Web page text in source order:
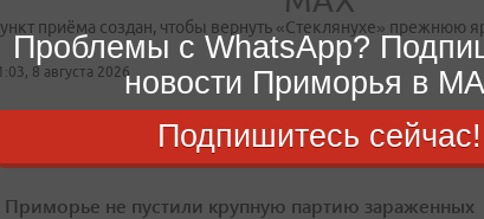
приёма создан, чтобы вернуть «Стеклянухе» прежнюю
8 августа 2026
Приморье не пустили крупную партию зараженных
Проблемы с WhatsApp?
новости Приморья в
Подпишитесь сейчас!